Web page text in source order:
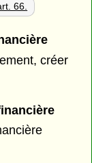
66.
créer